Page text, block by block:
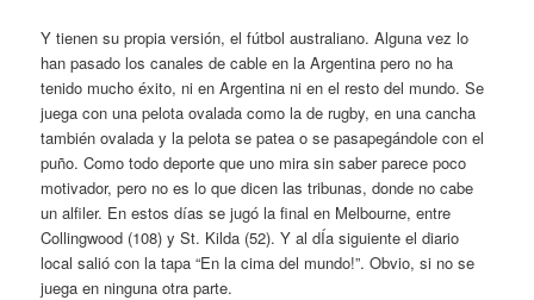
Y tienen su propia versión, el fútbol australiano. Alguna vez lo
han pasado los canales de cable en la Argentina pero no ha
tenido mucho éxito, ni en Argentina ni en el resto del mundo. Se
juega con una pelota ovalada como la de rugby, en una cancha
también ovalada y la pelota se patea o se pasapegándole con el
puño. Como todo deporte que uno mira sin saber parece poco
motivador, pero no es lo que dicen las tribunas, donde no cabe
un alfiler. En estos días se jugó la final en Melbourne, entre
Collingwood (108) y St. Kilda (52). Y al dÍa siguiente el diario
local salió con la tapa “En la cima del mundo!”. Obvio, si no se
juega en ninguna otra parte.